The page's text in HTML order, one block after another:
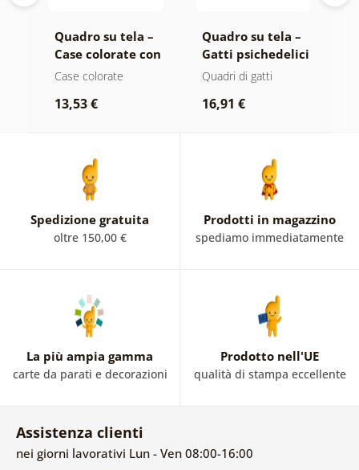
Quadro su tela –
Case colorate con
viale
Case colorate
13,53 €
Quadro su tela –
Gatti psichedelici
Quadri di gatti
16,91 €
Spedizione gratuita
oltre 150,00 €
Prodotti in magazzino
spediamo immediatamente
La più ampia gamma
carte da parati e decorazioni
Prodotto nell'UE
qualità di stampa eccellente
Assistenza clienti
nei giorni lavorativi Lun - Ven 08:00-16:00